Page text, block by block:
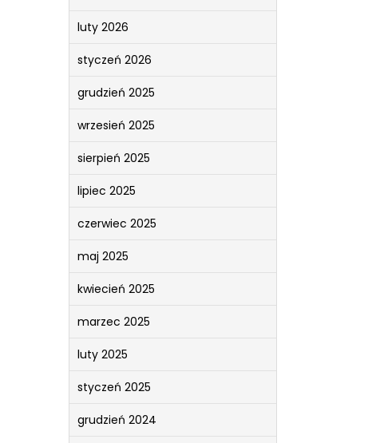
luty 2026
styczeń 2026
grudzień 2025
wrzesień 2025
sierpień 2025
lipiec 2025
czerwiec 2025
maj 2025
kwiecień 2025
marzec 2025
luty 2025
styczeń 2025
grudzień 2024